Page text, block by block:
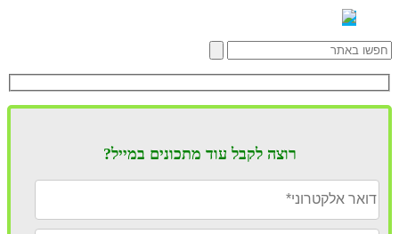
רוצה לקבל עוד מתכונים במייל?